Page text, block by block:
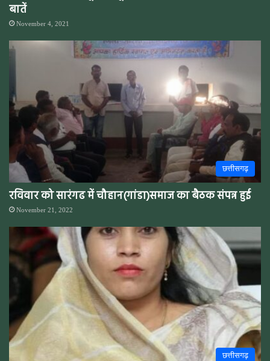
बातें
November 4, 2021
छत्तीसगढ़
रविवार को सारंगढ में चौहान(गांडा)समाज का बैठक संपन्न हुई
November 21, 2022
छत्तीसगढ़